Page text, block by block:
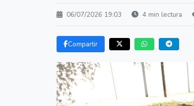
06/07/2026 19:03 4 min lectura
Compartir